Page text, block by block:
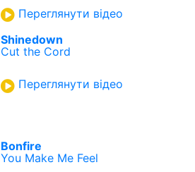
Переглянути відео
Shinedown
Cut the Cord
Переглянути відео
Bonfire
You Make Me Feel